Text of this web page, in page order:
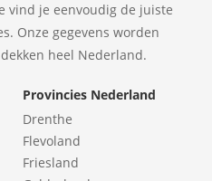
vind je eenvoudig de juiste
Onze gegevens worden
heel Nederland.
Provincies Nederland
Drenthe
Flevoland
Friesland